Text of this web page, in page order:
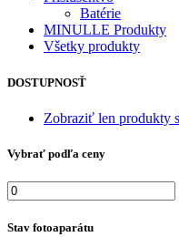
Batérie
MINULLE Produkty
Všetky produkty
DOSTUPNOSŤ
Zobraziť len produkty
Vybrať podľa ceny
Minimálna
cena
Stav fotoaparátu